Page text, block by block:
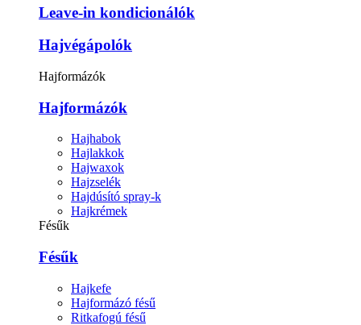
Leave-in kondicionálók
Hajvégápolók
Hajformázók
Hajformázók
Hajhabok
Hajlakkok
Hajwaxok
Hajzselék
Hajdúsító spray-k
Hajkrémek
Fésűk
Fésűk
Hajkefe
Hajformázó fésű
Ritkafogú fésű